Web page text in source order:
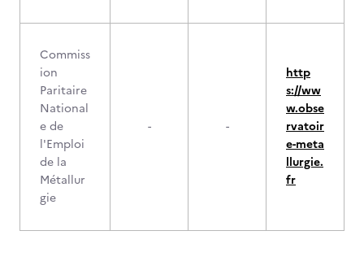
Commiss
ion
Paritaire
National
e de
l'Emploi
de la
Métallur
gie
- -
http
s://ww
w.obse
rvatoir
e-meta
llurgie.
fr